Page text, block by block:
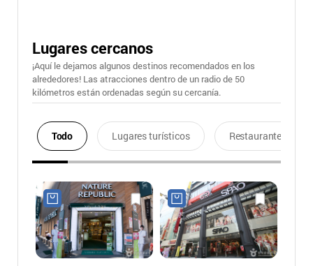
Lugares cercanos
¡Aquí le dejamos algunos destinos recomendados en los
alrededores! Las atracciones dentro de un radio de 50
kilómetros están ordenadas según su cercanía.
Todo Lugares turísticos Restaurantes